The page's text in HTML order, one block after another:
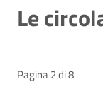
Le
Pagina 2 di 8